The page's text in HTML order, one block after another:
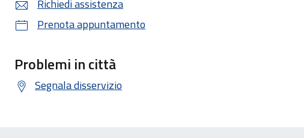
Richiedi assistenza
Prenota appuntamento
Problemi in città
Segnala disservizio